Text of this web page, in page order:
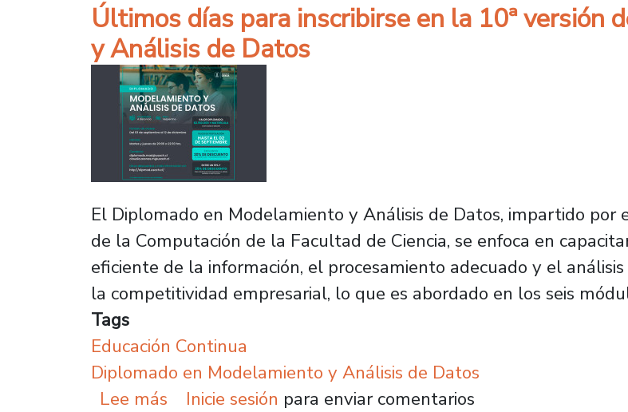
Últimos días para inscribirse en la 10ª versión
y Análisis de Datos
El Diplomado en Modelamiento y Análisis de Datos, impartido
de la Computación de la Facultad de Ciencia, se enfoca en
eficiente de la información, el procesamiento adecuado y el
la competitividad empresarial, lo que es abordado en los seis
Tags
Educación Continua
Diplomado en Modelamiento y Análisis de Datos
Lee más sobre Últimos días para inscribirse en la 10ª versión del
Inicie sesión para enviar comentarios